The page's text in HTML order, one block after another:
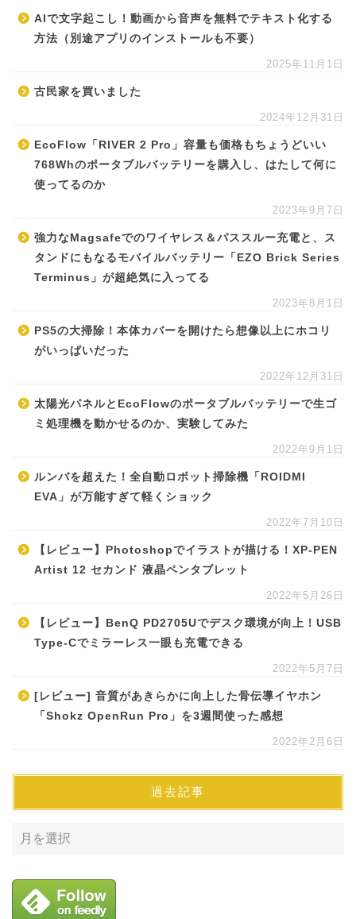
AIで文字起こし！動画から音声を無料でテキスト化する
方法（別途アプリのインストールも不要）
2025年11月1日
古民家を買いました
2024年12月31日
EcoFlow「RIVER 2 Pro」容量も価格もちょうどいい
768Whのポータブルバッテリーを購入し、はたして何に
使ってるのか
2023年9月7日
強力なMagsafeでのワイヤレス＆パススルー充電と、ス
タンドにもなるモバイルバッテリー「EZO Brick Series
Terminus」が超絶気に入ってる
2023年8月1日
PS5の大掃除！本体カバーを開けたら想像以上にホコリ
がいっぱいだった
2022年12月31日
太陽光パネルとEcoFlowのポータブルバッテリーで生ゴ
ミ処理機を動かせるのか、実験してみた
2022年9月1日
ルンバを超えた！全自動ロボット掃除機「ROIDMI
EVA」が万能すぎて軽くショック
2022年7月10日
【レビュー】Photoshopでイラストが描ける！XP-PEN
Artist 12 セカンド 液晶ペンタブレット
2022年5月26日
【レビュー】BenQ PD2705Uでデスク環境が向上！USB
Type-Cでミラーレス一眼も充電できる
2022年5月7日
[レビュー] 音質があきらかに向上した骨伝導イヤホン
「Shokz OpenRun Pro」を3週間使った感想
2022年2月6日
過去記事